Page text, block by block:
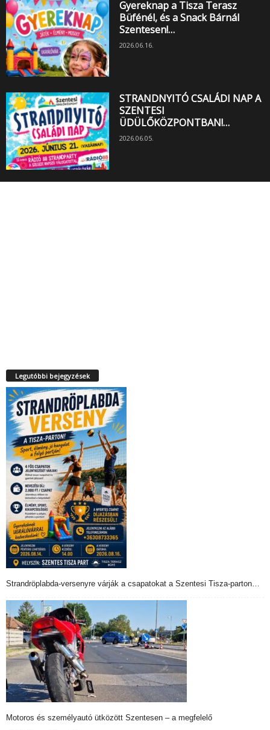
Gyereknap a Tisza Terasz
Büfénél, és a Snack Bárnál
Szentesen!…
2026.06.16.
STRANDNYITÓ CSALÁDI NAP A
SZENTESI
ÜDÜLŐKÖZPONTBAN!…
2026.06.05.
Legutóbbi bejegyzések
Strandröplabda-versenyre várják a csapatokat a Szentesi Tisza-parton…
Motoros és személyautó ütközött Szentesen – a megfelelő